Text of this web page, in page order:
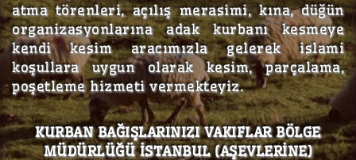
atma törenleri, açılış merasimi, kına, düğün
organizasyonlarına adak kurbanı kesmeye
kendi kesim aracımızla gelerek islami
koşullara uygun olarak kesim, parçalama,
poşetleme hizmeti vermekteyiz.
KURBAN BAĞIŞLARINIZI VAKIFLAR BÖLGE
MÜDÜRLÜĞÜ İSTANBUL (AŞEVLERİNE)